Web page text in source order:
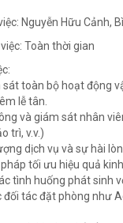
Nguyễn Hữu Cảnh,
Toàn thời gian
sát toàn bộ hoạt động
lễ tân.
và giám sát nhân
trì, v.v.)
dịch vụ và sự hài
tối ưu hiệu quả
tình huống phát sinh
đối tác đặt phòng như